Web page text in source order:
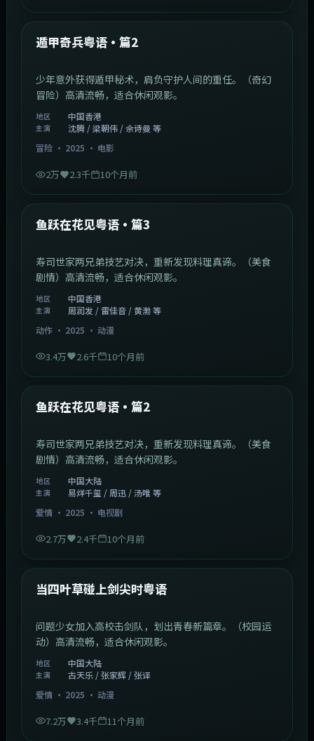
最新
遁甲奇兵粤语·篇2
少年意外获得遁甲秘术，肩负守护人间的重任。（奇幻
冒险）高清流畅，适合休闲观影。
地区 中国香港
主演
沈腾 / 梁朝伟 / 佘诗曼 等
冒险· 2025 · 电影
2万 2.3千 10个月前
最新
鱼跃在花见粤语·篇3
寿司世家两兄弟技艺对决，重新发现料理真谛。（美食
剧情）高清流畅，适合休闲观影。
地区 中国香港
主演
周润发 / 雷佳音 / 黄渤 等
动作· 2025 · 动漫
3.4万 2.6千 10个月前
最新
鱼跃在花见粤语·篇2
寿司世家两兄弟技艺对决，重新发现料理真谛。（美食
剧情）高清流畅，适合休闲观影。
地区 中国大陆
主演
易烊千玺 / 周迅 / 汤唯 等
爱情· 2025 · 电视剧
2.7万 2.4千 10个月前
最新
当四叶草碰上剑尖时粤语
问题少女加入高校击剑队，划出青春新篇章。（校园运
动）高清流畅，适合休闲观影。
地区 中国大陆
主演
古天乐 / 张家辉 / 张译
爱情· 2025 · 动漫
7.2万 3.4千 11个月前